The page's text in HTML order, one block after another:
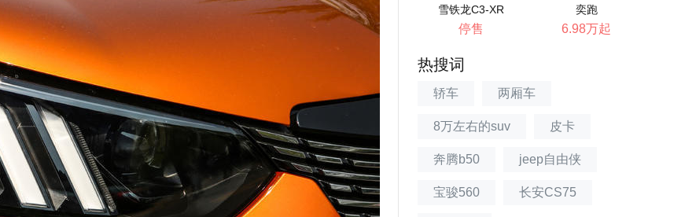
雪铁龙C3-XR
停售
奕跑
6.98万起
热搜词
轿车 两厢车
8万左右的suv 皮卡
奔腾b50 jeep自由侠
宝骏560 长安CS75